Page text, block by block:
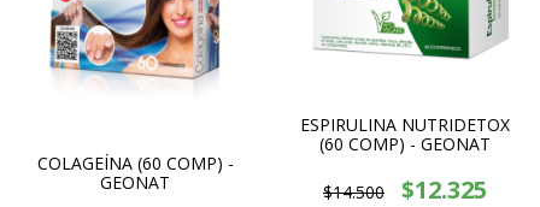
COLAGEÍNA (60 COMP) -
GEONAT
ESPIRULINA NUTRIDETOX
(60 COMP) - GEONAT
$14.500 $12.325